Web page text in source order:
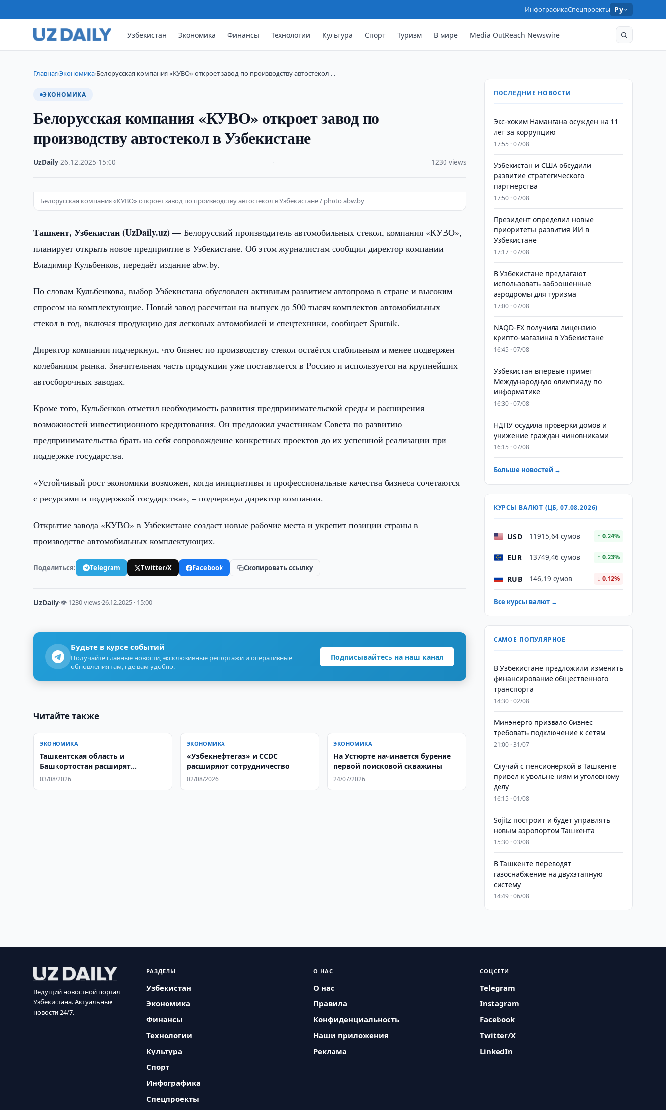
ИнфографикаСпецпроекты Ру
Узбекистан Экономика Финансы Технологии Культура Спорт Туризм В мире Media OutReach Newswire
Главная›Экономика›Белорусская компания «КУВО» откроет завод по производству автостекол …
ЭКОНОМИКА
Белорусская компания «КУВО» откроет завод по
производству автостекол в Узбекистане
UzDaily ·26.12.2025 15:00 1230 views
Белорусская компания «КУВО» откроет завод по производству автостекол в Узбекистане / photo abw.by
Ташкент, Узбекистан (UzDaily.uz) —Белорусский производитель автомобильных стекол, компания «КУВО»,
планирует открыть новое предприятие в Узбекистане. Об этом журналистам сообщил директор компании
Владимир Кульбенков, передаёт издание abw.by.
По словам Кульбенкова, выбор Узбекистана обусловлен активным развитием автопрома в стране и высоким
спросом на комплектующие. Новый завод рассчитан на выпуск до 500 тысяч комплектов автомобильных
стекол в год, включая продукцию для легковых автомобилей и спецтехники, сообщает Sputnik.
Директор компании подчеркнул, что бизнес по производству стекол остаётся стабильным и менее подвержен
колебаниям рынка. Значительная часть продукции уже поставляется в Россию и используется на крупнейших
автосборочных заводах.
Кроме того, Кульбенков отметил необходимость развития предпринимательской среды и расширения
возможностей инвестиционного кредитования. Он предложил участникам Совета по развитию
предпринимательства брать на себя сопровождение конкретных проектов до их успешной реализации при
поддержке государства.
«Устойчивый рост экономики возможен, когда инициативы и профессиональные качества бизнеса сочетаются
с ресурсами и поддержкой государства», – подчеркнул директор компании.
Открытие завода «КУВО» в Узбекистане создаст новые рабочие места и укрепит позиции страны в
производстве автомобильных комплектующих.
Поделиться: Telegram Twitter/X Facebook Скопировать ссылку
UzDaily·👁 1230 views·26.12.2025 · 15:00
Будьте в курсе событий
Получайте главные новости, эксклюзивные репортажи и оперативные
обновления там, где вам удобно.
Подписывайтесь на наш канал
Читайте также
ЭКОНОМИКА
Ташкентская область и
Башкортостан расширят
сотрудничество
03/08/2026
ЭКОНОМИКА
«Узбекнефтегаз» и CCDC
расширяют сотрудничество
02/08/2026
ЭКОНОМИКА
На Устюрте начинается бурение
первой поисковой скважины
24/07/2026
ПОСЛЕДНИЕ НОВОСТИ
​​​​​​​Экс-хоким Намангана осужден на 11
лет за коррупцию
17:55 · 07/08
Узбекистан и США обсудили
развитие стратегического
партнерства
17:50 · 07/08
Президент определил новые
приоритеты развития ИИ в
Узбекистане
17:17 · 07/08
В Узбекистане предлагают
использовать заброшенные
аэродромы для туризма
17:00 · 07/08
NAQD-EX получила лицензию
крипто-магазина в Узбекистане
16:45 · 07/08
Узбекистан впервые примет
Международную олимпиаду по
информатике
16:30 · 07/08
НДПУ осудила проверки домов и
унижение граждан чиновниками
16:15 · 07/08
Больше новостей →
КУРСЫ ВАЛЮТ (ЦБ, 07.08.2026)
USD 11915,64 сумов ↑ 0.24%
EUR 13749,46 сумов ↑ 0.23%
RUB 146,19 сумов ↓ 0.12%
Все курсы валют →
САМОЕ ПОПУЛЯРНОЕ
В Узбекистане предложили изменить
финансирование общественного
транспорта
14:30 · 02/08
Минэнерго призвало бизнес
требовать подключение к сетям
21:00 · 31/07
Случай с пенсионеркой в Ташкенте
привел к увольнениям и уголовному
делу
16:15 · 01/08
Sojitz построит и будет управлять
новым аэропортом Ташкента
15:30 · 03/08
В Ташкенте переводят
газоснабжение на двухэтапную
систему
14:49 · 06/08
Ведущий новостной портал
Узбекистана. Актуальные
новости 24/7.
РАЗДЕЛЫ
Узбекистан
Экономика
Финансы
Технологии
Культура
Спорт
Инфографика
Спецпроекты
О НАС
О нас
Правила
Конфиденциальность
Наши приложения
Реклама
СОЦСЕТИ
Telegram
Instagram
Facebook
Twitter/X
LinkedIn